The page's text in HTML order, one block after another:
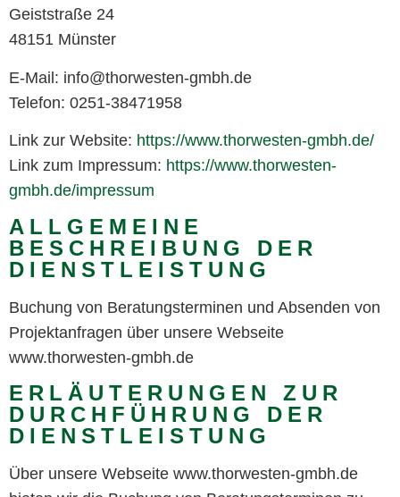
Geiststraße 24
48151 Münster
E-Mail: info@thorwesten-gmbh.de
Telefon: 0251-38471958
Link zur Website: https://www.thorwesten-gmbh.de/
Link zum Impressum: https://www.thorwesten-
gmbh.de/impressum
ALLGEMEINE
BESCHREIBUNG DER
DIENSTLEISTUNG
Buchung von Beratungsterminen und Absenden von
Projektanfragen über unsere Webseite
www.thorwesten-gmbh.de
ERLÄUTERUNGEN ZUR
DURCHFÜHRUNG DER
DIENSTLEISTUNG
Über unsere Webseite www.thorwesten-gmbh.de